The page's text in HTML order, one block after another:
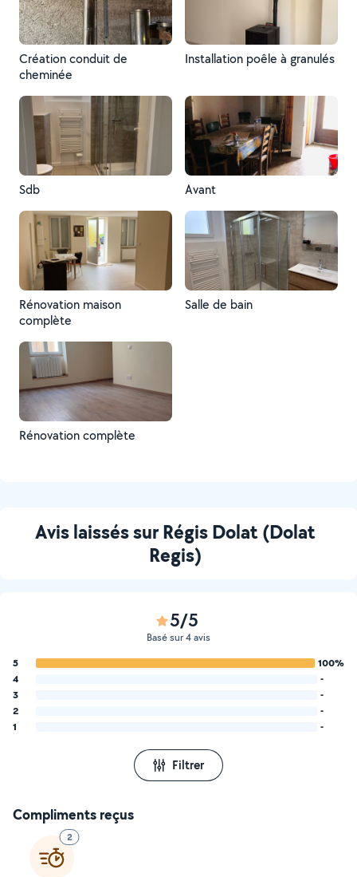
Création conduit de
cheminée
Installation poêle à granulés
Sdb Avant
Rénovation maison
complète
Salle de bain
Rénovation complète
Avis laissés sur Régis Dolat (Dolat
Regis)
5/5
Basé sur 4 avis
5
100%
4
-
3
-
2
-
1
-
Filtrer
Compliments reçus
2